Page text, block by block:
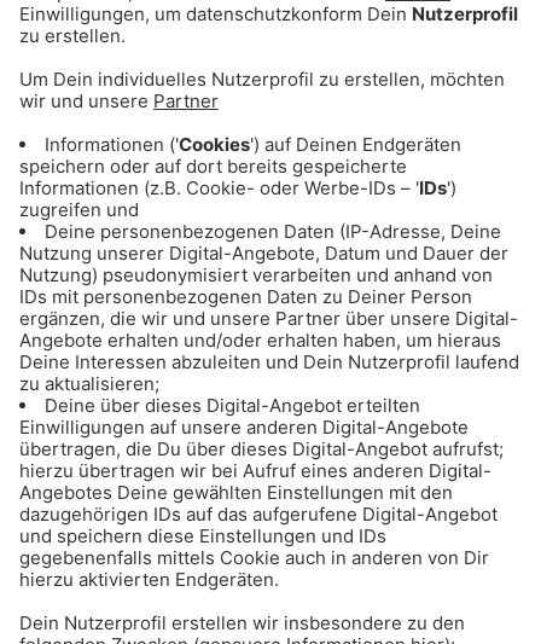
Service kann Daten zu Ihren
Sie die Details durch und stimmen
Sie der Nutzung des Service zu,
um dieses Video anzusehen.
Mehr Informationen
Akzeptieren
powered byUsercentrics Consent
Management Platform
Das könnte dich auch
interessieren